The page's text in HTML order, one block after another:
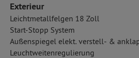
Exterieur
Leichtmetallfelgen 18 Zoll
Start-Stopp System
Außenspiegel elekt. verstell- &
Leuchtweitenregulierung